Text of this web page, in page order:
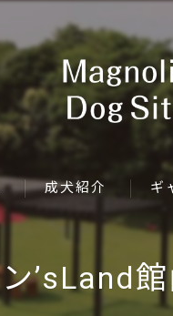
成犬紹介 ギ
’sLand